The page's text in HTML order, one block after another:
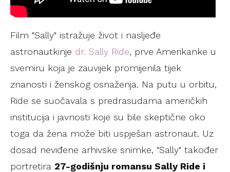
Film "Sally" istražuje život i nasljeđe
astronautkinje dr. Sally Ride, prve Amerikanke u
svemiru koja je zauvijek promijenila tijek
znanosti i ženskog osnaženja. Na putu u orbitu,
Ride se suočavala s predrasudama američkih
institucija i javnosti koje su bile skeptične oko
toga da žena može biti uspješan astronaut. Uz
dosad neviđene arhivske snimke, "Sally" također
portretira 27-godišnju romansu Sally Ride i